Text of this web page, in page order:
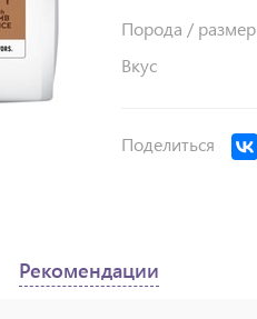
Порода / размер
Вкус
Поделиться
Рекомендации